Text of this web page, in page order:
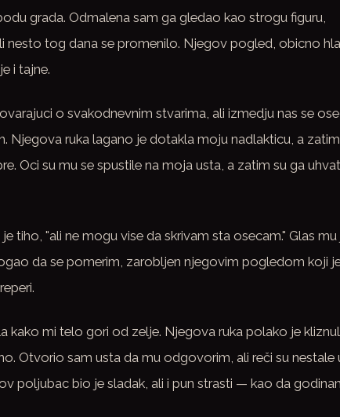
grada. Odmalena sam ga gledao kao strogu figuru,
tog dana se promenilo. Njegov pogled, obicno
i tajne.
o svakodnevnim stvarima, ali izmedju nas se
Njegova ruka lagano je dotakla moju nadlakticu, a
Oci su mu se spustile na moja usta, a zatim su ga
tiho, "ali ne mogu vise da skrivam sta osecam." Glas mu
da se pomerim, zarobljen njegovim pogledom koji
kako mi telo gori od zelje. Njegova ruka polako je
Otvorio sam usta da mu odgovorim, ali reči su nestale
poljubac bio je sladak, ali i pun strasti — kao da